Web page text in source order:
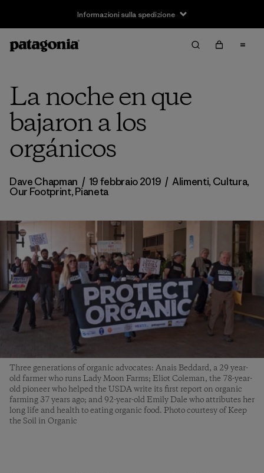
Informazioni sulla spedizione
La noche en que
bajaron a los
orgánicos
Dave Chapman / 19 febbraio 2019 / Alimenti, Cultura,
Our Footprint,Pianeta
Three generations of organic advocates: Anais Beddard, a 29 year-
old farmer who runs Lady Moon Farms; Eliot Coleman, the 78-year-
old pioneer who helped the USDA write its first report on organic
farming 37 years ago; and 92-year-old Emily Dale who attributes her
long life and health to eating organic food. Photo courtesy of Keep
the Soil in Organic